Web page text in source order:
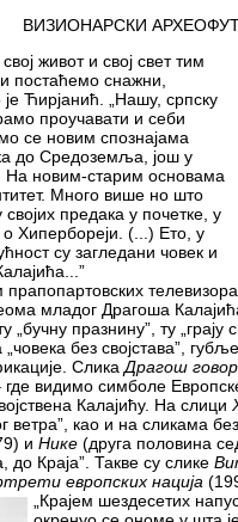
ВИЗИОНАРСКИ
живот и свој свет тим
постаћемо снажни,
Ћирјанић. „Нашу, српску
проучавати и себи
се новим спознајама
до Средоземља, још у
новим-старим основама
Много више но што
предака у почетке, у
о Хипербореји. (...) Ето, у
су загледани човек и
младог Драгоша
празнину”, ту „грају
без својстава”,
Слика Драгош
видимо симболе
Калајићу. На слици
ветра”, као и на сликама
и Нике (друга половина
Краја”. Такве су слике
европских нација
„Крајем шездесетих